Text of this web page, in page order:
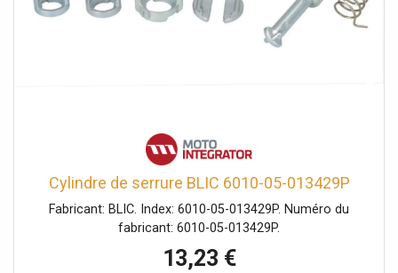
Cylindre de serrure BLIC 6010-05-013429P
Fabricant: BLIC. Index: 6010-05-013429P. Numéro du
fabricant: 6010-05-013429P.
13,23 €